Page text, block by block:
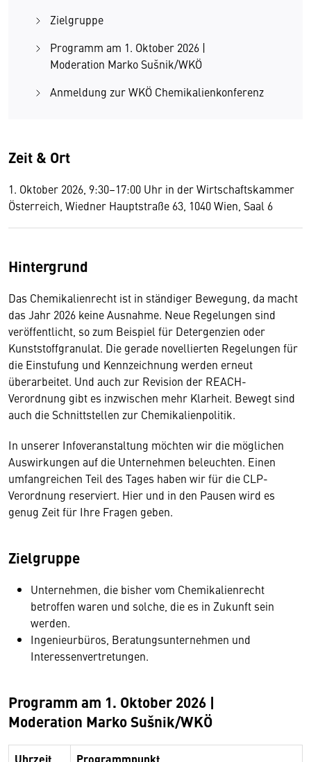
Zielgruppe
Programm am 1. Oktober 2026 |
Moderation Marko Sušnik/WKÖ
Anmeldung zur WKÖ Chemikalienkonferenz
Zeit & Ort
1. Oktober 2026, 9:30–17:00 Uhr in der Wirtschaftskammer
Österreich, Wiedner Hauptstraße 63, 1040 Wien, Saal 6
Hintergrund
Das Chemikalienrecht ist in ständiger Bewegung, da macht
das Jahr 2026 keine Ausnahme. Neue Regelungen sind
veröffentlicht, so zum Beispiel für Detergenzien oder
Kunststoffgranulat. Die gerade novellierten Regelungen für
die Einstufung und Kennzeichnung werden erneut
überarbeitet. Und auch zur Revision der REACH-
Verordnung gibt es inzwischen mehr Klarheit. Bewegt sind
auch die Schnittstellen zur Chemikalienpolitik.
In unserer Infoveranstaltung möchten wir die möglichen
Auswirkungen auf die Unternehmen beleuchten. Einen
umfangreichen Teil des Tages haben wir für die CLP-
Verordnung reserviert. Hier und in den Pausen wird es
genug Zeit für Ihre Fragen geben.
Zielgruppe
Unternehmen, die bisher vom Chemikalienrecht
betroffen waren und solche, die es in Zukunft sein
werden.
Ingenieurbüros, Beratungsunternehmen und
Interessenvertretungen.
Programm am 1. Oktober 2026 |
Moderation Marko Sušnik/WKÖ